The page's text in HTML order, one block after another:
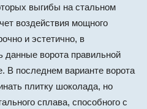
выгибы на стальном
воздействия мощного
и эстетично, в
данные ворота правильной
В последнем варианте ворота
плитку шоколада, но
сплава, способного с